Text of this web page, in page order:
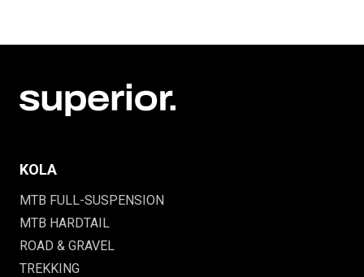
KOLA
MTB FULL-SUSPENSION
MTB HARDTAIL
ROAD & GRAVEL
TREKKING